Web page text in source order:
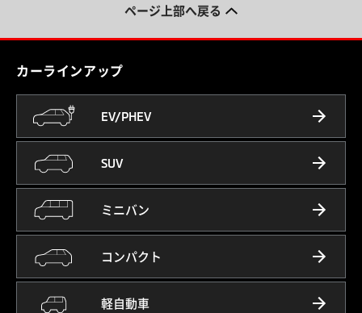
ページ上部へ戻る
カーラインアップ
EV/PHEV
SUV
ミニバン
コンパクト
軽自動車